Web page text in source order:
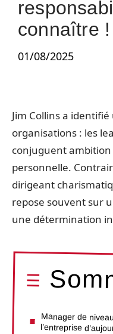
connaître !
01/08/2025
Jim Collins a
organisations : les
conjuguent
personnelle.
dirigeant
repose souvent sur
une détermination
Manager de
l’entreprise